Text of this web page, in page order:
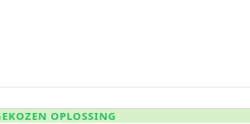
OPLOSSING